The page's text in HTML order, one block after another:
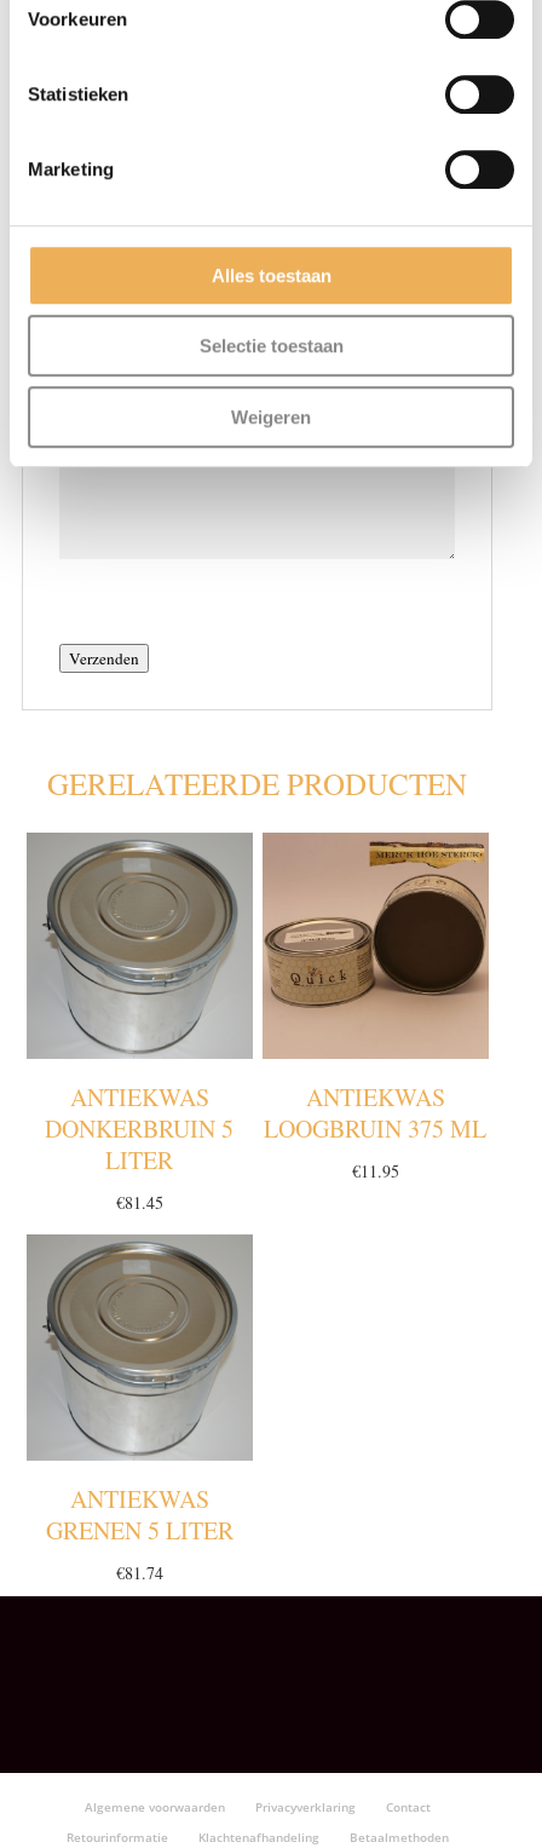
Voorkeuren
Statistieken
Marketing
Alles toestaan
Selectie toestaan
Weigeren
Verzenden
GERELATEERDE PRODUCTEN
ANTIEKWAS
DONKERBRUIN 5
LITER
€81.45
ANTIEKWAS
LOOGBRUIN 375 ML
€11.95
ANTIEKWAS
GRENEN 5 LITER
€81.74
Algemene voorwaarden Privacyverklaring
Contact
Retourinformatie
Klachtenafhandeling Betaalmethoden